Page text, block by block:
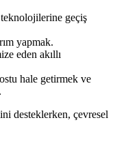
geçiş
yapmak.
eden akıllı
hale getirmek ve
desteklerken, çevresel